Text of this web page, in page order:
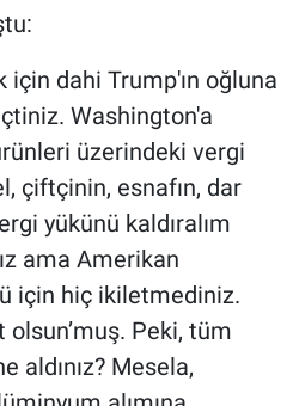
için dahi Trump'ın oğluna
Washington'a
üzerindeki vergi
çiftçinin, esnafın, dar
yükünü kaldıralım
ama Amerikan
için hiç ikiletmediniz.
olsun’muş. Peki, tüm
aldınız? Mesela,